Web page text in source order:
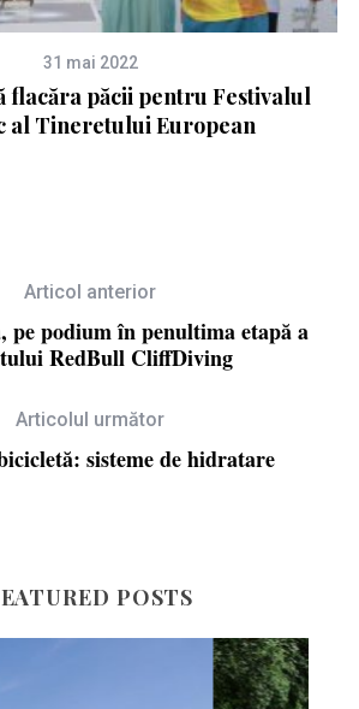
31 mai 2022
flacăra păcii pentru Festivalul
al Tineretului European
Articol anterior
pe podium în penultima etapă a
RedBull CliffDiving
Articolul următor
sisteme de hidratare
POSTS